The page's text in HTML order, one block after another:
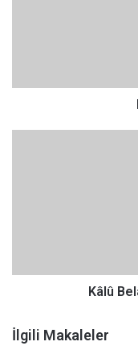
n
'
n
B
Kâlû
İlgili Makaleler